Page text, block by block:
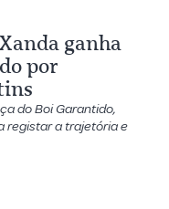
ganha
por
do Boi Garantido,
registar a trajetória e